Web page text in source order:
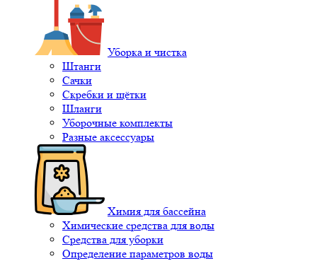
Уборка и чистка
Штанги
Сачки
Скребки и щётки
Шланги
Уборочные комплекты
Разные аксессуары
Химия для бассейна
Химические средства для воды
Средства для уборки
Определение параметров воды